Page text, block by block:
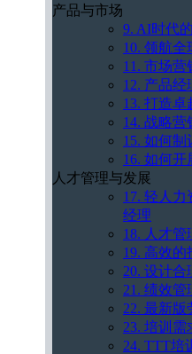
产品与市场
9. AI时代
10. 领航
11. 市场
12. 产品经
13. 打造
14. 战略
15. 如何制
16. 如何
人才管理与发展
17. 轻人
经理
18. 人才
19. 高效
20. 设计合
21. 绩效
22. 最新
23. 培训
24. TTT培